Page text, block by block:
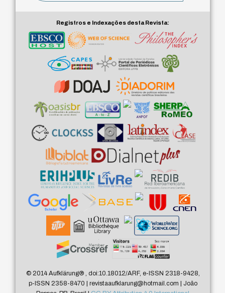
Registros e Indexações desta Revista:
© 2014 Aufklärung®, doi:10.18012/ARF, e-ISSN 2318-9428,
p-ISSN 2358-8470 | revistaaufklarung@hotmail.com | João